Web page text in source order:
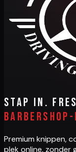
Stap in.
Premium knippen,
plek online, zonder